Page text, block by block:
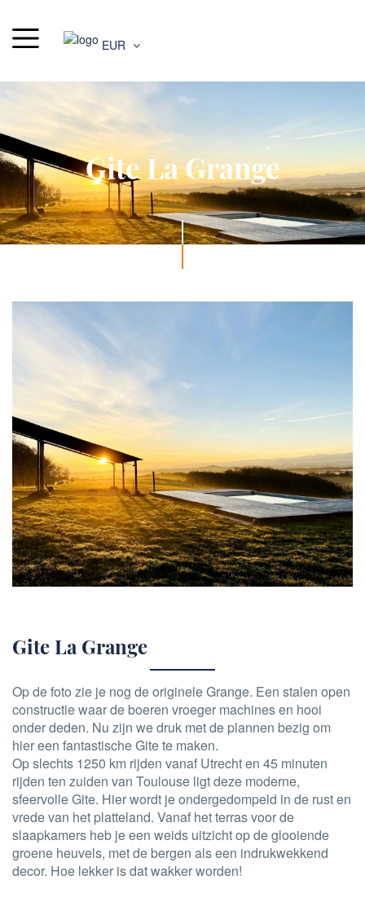
EUR
Gite La Grange
Gite La Grange
Op de foto zie je nog de originele Grange. Een stalen open
constructie waar de boeren vroeger machines en hooi
onder deden. Nu zijn we druk met de plannen bezig om
hier een fantastische Gite te maken.
Op slechts 1250 km rijden vanaf Utrecht en 45 minuten
rijden ten zuiden van Toulouse ligt deze moderne,
sfeervolle Gite. Hier wordt je ondergedompeld in de rust en
vrede van het platteland. Vanaf het terras voor de
slaapkamers heb je een weids uitzicht op de glooiende
groene heuvels, met de bergen als een indrukwekkend
decor. Hoe lekker is dat wakker worden!